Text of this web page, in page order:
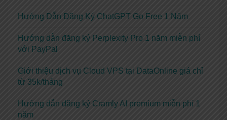
Hướng Dẫn Đăng Ký ChatGPT Go Free 1 Năm
Hướng dẫn đăng ký Perplexity Pro 1 năm miễn phí
với PayPal
Giới thiệu dịch vụ Cloud VPS tại DataOnline giá chỉ
từ 35k/tháng
Hướng dẫn đăng ký Cramly AI premium miễn phí 1
năm